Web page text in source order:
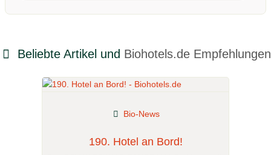
Beliebte Artikel und Biohotels.de Empfehlungen
190. Hotel an Bord!
Bio-News